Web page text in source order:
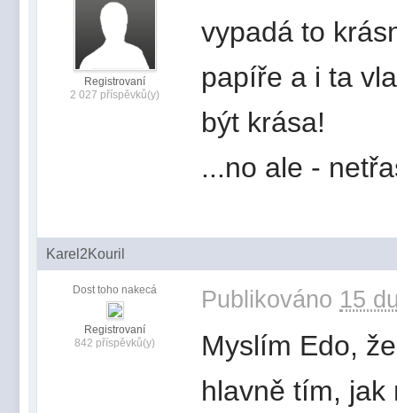
Registrovaní
2 027 příspěvků(y)
vypadá to
papíře a i ta
být krása!
...no ale -
Karel2Kouril
Dost toho nakecá
Registrovaní
842 příspěvků(y)
Publikováno 15
Myslím Edo,
hlavně tím, jak